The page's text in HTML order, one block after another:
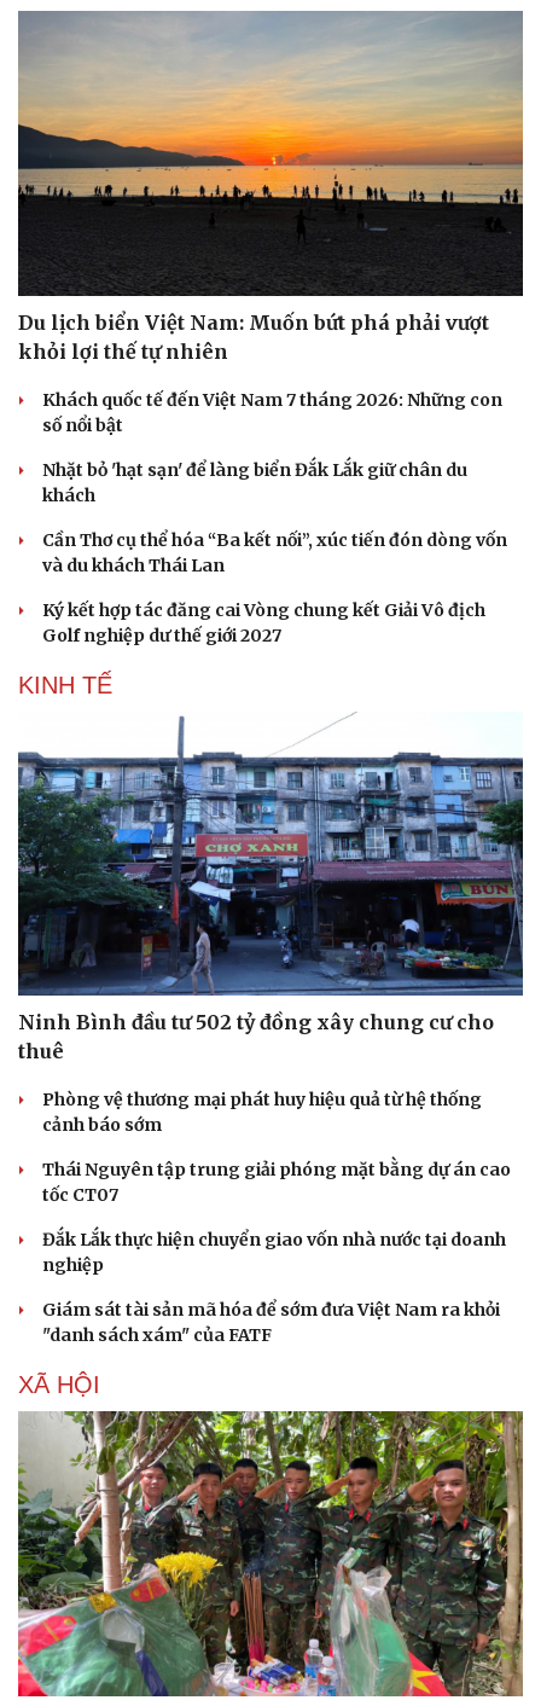
Du lịch
Tư vấn
Săn Tour
check-in
Podcast
Câu chuyện thời sự
Đọc truyện đêm khuya
Hạt giống tâm hồn
Du lịch biển Việt Nam: Muốn bứt phá phải vượt
khỏi lợi thế tự nhiên
Khách quốc tế đến Việt Nam 7 tháng 2026: Những con
số nổi bật
Nhặt bỏ 'hạt sạn' để làng biển Đắk Lắk giữ chân du
khách
Cần Thơ cụ thể hóa “Ba kết nối”, xúc tiến đón dòng vốn
và du khách Thái Lan
Ký kết hợp tác đăng cai Vòng chung kết Giải Vô địch
Golf nghiệp dư thế giới 2027
KINH TẾ
Ninh Bình đầu tư 502 tỷ đồng xây chung cư cho
thuê
Phòng vệ thương mại phát huy hiệu quả từ hệ thống
cảnh báo sớm
Thái Nguyên tập trung giải phóng mặt bằng dự án cao
tốc CT07
Đắk Lắk thực hiện chuyển giao vốn nhà nước tại doanh
nghiệp
Giám sát tài sản mã hóa để sớm đưa Việt Nam ra khỏi
"danh sách xám" của FATF
XÃ HỘI